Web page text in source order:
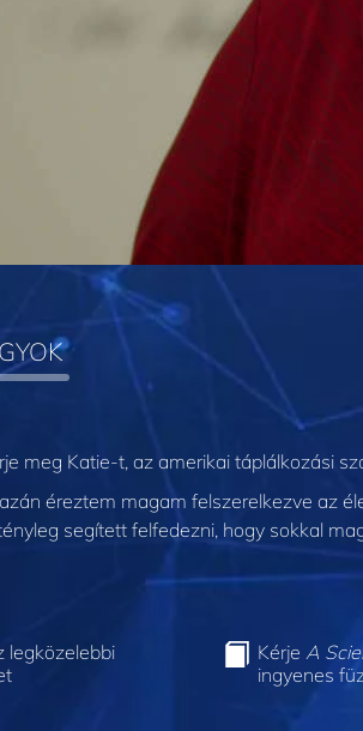
meg Katie-t, az amerikai táplálkozási
éreztem magam felszerelkezve az
segített felfedezni, hogy sokkal
legközelebbi
Kérje A
ingyenes